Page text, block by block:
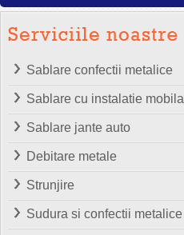
Sablare confectii metalice
Sablare cu instalatie mobila
Sablare jante auto
Debitare metale
Strunjire
Sudura si confectii metalice